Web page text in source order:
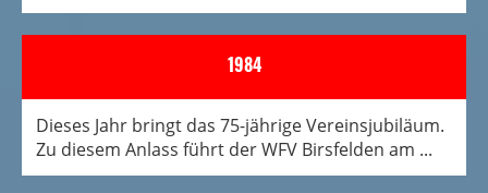
1984
Dieses Jahr bringt das 75-jährige Vereinsjubiläum.
Zu diesem Anlass führt der WFV Birsfelden am ...